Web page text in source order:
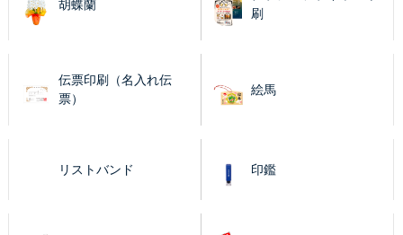
胡蝶蘭
刷
伝票印刷（名入れ伝
票）
絵馬
リストバンド 印鑑